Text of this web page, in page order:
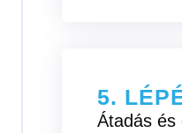
5.
Átadás és